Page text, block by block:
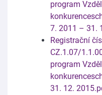
program
7. 2011 – 31.
Registrační
CZ.1.07/
program
31. 12.